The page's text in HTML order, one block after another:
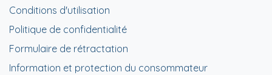
Conditions d'utilisation
Politique de confidentialité
Formulaire de rétractation
Information et protection du consommateur